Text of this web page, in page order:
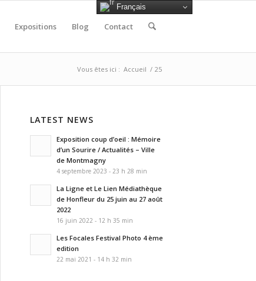
Expositions Blog Contact
Vous êtes ici : Accueil / 25
LATEST NEWS
Exposition coup d’oeil : Mémoire
d’un Sourire / Actualités – Ville
de Montmagny
4 septembre 2023 - 23 h 28 min
La Ligne et Le Lien Médiathèque
de Honfleur du 25 juin au 27 août
2022
16 juin 2022 - 12 h 35 min
Les Focales Festival Photo 4 ème
edition
22 mai 2021 - 14 h 32 min
Français